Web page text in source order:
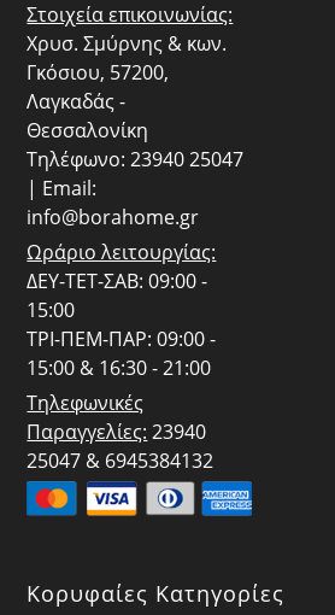
Στοιχεία επικοινωνίας:
Χρυσ. Σμύρνης & κων.
Γκόσιου, 57200,
Λαγκαδάς -
Θεσσαλονίκη
Τηλέφωνο: 23940 25047
| Email:
info@borahome.gr
Ωράριο λειτουργίας:
ΔΕΥ-ΤΕΤ-ΣΑΒ: 09:00 -
15:00
ΤΡΙ-ΠΕΜ-ΠΑΡ: 09:00 -
15:00 & 16:30 - 21:00
Τηλεφωνικές
Παραγγελίες: 23940
25047 & 6945384132
Κορυφαίες Κατηγορίες